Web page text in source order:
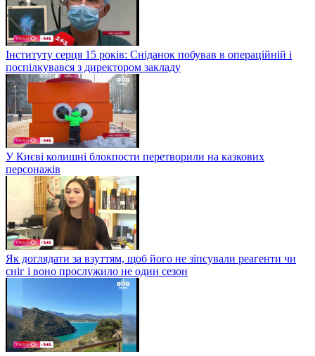
Інституту серця 15 років: Сніданок побував в операційній і
поспілкувався з директором закладу
У Києві колишні блокпости перетворили на казкових
персонажів
Як доглядати за взуттям, щоб його не зіпсували реагенти чи
сніг і воно прослужило не один сезон